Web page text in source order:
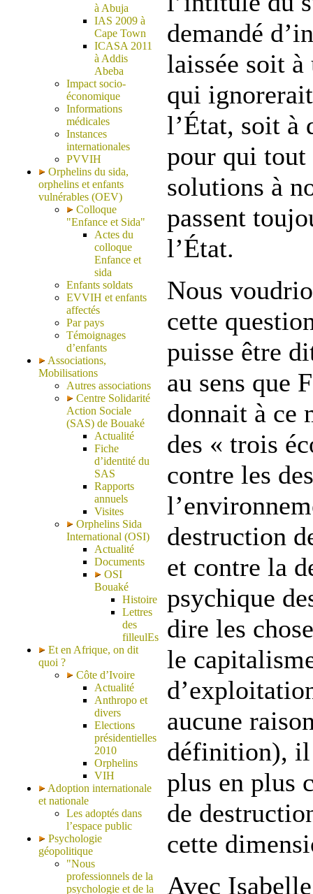
à Abuja
IAS 2009 à
Cape Town
ICASA 2011
à Addis
Abeba
Impact socio-
économique
Informations
médicales
Instances
internationales
PVVIH
Orphelins du sida,
orphelins et enfants
vulnérables (OEV)
Colloque
"Enfance et Sida"
Actes du
colloque
Enfance et
sida
Enfants soldats
EVVIH et enfants
affectés
Par pays
Témoignages
d’enfants
Associations,
Mobilisations
Autres associations
Centre Solidarité
Action Sociale
(SAS) de Bouaké
Actualité
Fiche
d’identité du
SAS
Rapports
annuels
Visites
Orphelins Sida
International (OSI)
Actualité
Documents
OSI
Bouaké
Histoire
Lettres
des
filleulEs
Et en Afrique, on dit
quoi ?
Côte d’Ivoire
Actualité
Anthropo et
divers
Elections
présidentielles
2010
Orphelins
VIH
Adoption internationale
et nationale
Les adoptés dans
l’espace public
Psychologie
géopolitique
"Nous
professionnels de la
psychologie et de la
demandé
laissée soit
qui
l’État, soit à
pour qui tout
solutions à
passent
l’État.
Nous
cette
puisse être
au sens que
donnait à ce
des « trois
contre les
destruction
et contre la
psychique
dire les
le
aucune
définition), il
plus en plus
de
cette
Avec